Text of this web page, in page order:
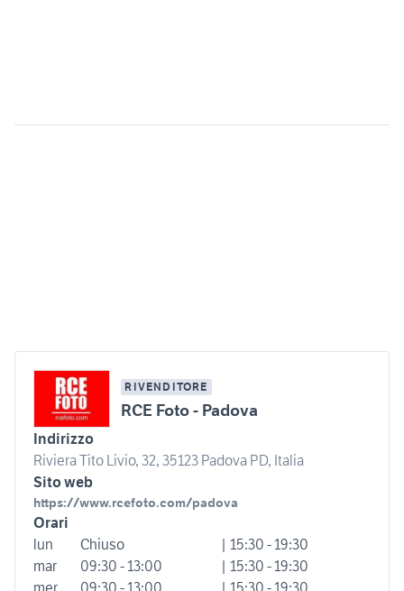
RIVENDITORE
RCE Foto - Padova
Indirizzo
Riviera Tito Livio, 32, 35123 Padova PD, Italia
Sito web
https://www.rcefoto.com/padova
Orari
lun
Chiuso
| 15:30 - 19:30
mar
09:30 - 13:00
| 15:30 - 19:30
mer
09:30 - 13:00
| 15:30 - 19:30